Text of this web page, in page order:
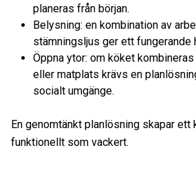
planeras från början.
Belysning: en kombination av
stämningsljus ger ett fungerande
Öppna ytor: om köket
eller matplats krävs en
socialt umgänge.
En genomtänkt planlösning skapar ett
funktionellt som vackert.